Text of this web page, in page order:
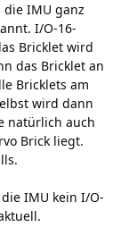
IMU ganz
I/O-16-
Bricklet wird
das Bricklet an
Bricklets am
wird dann
natürlich auch
Brick liegt.
IMU kein I/O-